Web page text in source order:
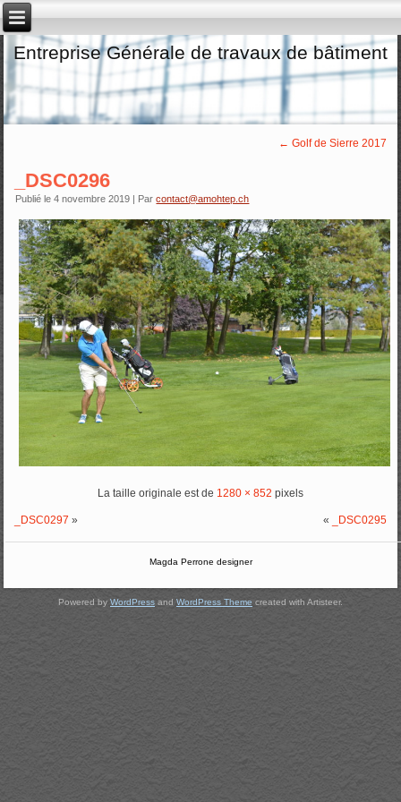
Entreprise Générale de travaux de bâtiment
← Golf de Sierre 2017
_DSC0296
Publié le 4 novembre 2019 | Par contact@amohtep.ch
La taille originale est de 1280 × 852 pixels
_DSC0297 » « _DSC0295
Magda Perrone designer
Powered by WordPress and WordPress Theme created with Artisteer.